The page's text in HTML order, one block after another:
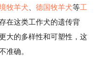
牧羊犬 德国牧羊犬等工
在这类工作犬的遗传背
大的多样性和可塑性，这
准确。